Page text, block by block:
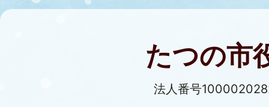
たつの市
法人番号